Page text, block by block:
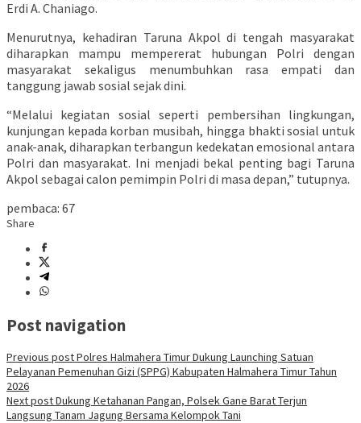
Erdi A. Chaniago.
Menurutnya, kehadiran Taruna Akpol di tengah masyarakat
diharapkan mampu mempererat hubungan Polri dengan
masyarakat sekaligus menumbuhkan rasa empati dan
tanggung jawab sosial sejak dini.
“Melalui kegiatan sosial seperti pembersihan lingkungan,
kunjungan kepada korban musibah, hingga bhakti sosial untuk
anak-anak, diharapkan terbangun kedekatan emosional antara
Polri dan masyarakat. Ini menjadi bekal penting bagi Taruna
Akpol sebagai calon pemimpin Polri di masa depan,” tutupnya.
pembaca: 67
Share
Post navigation
Previous postPolres Halmahera Timur Dukung Launching Satuan
Pelayanan Pemenuhan Gizi (SPPG) Kabupaten Halmahera Timur Tahun
2026
Next postDukung Ketahanan Pangan, Polsek Gane Barat Terjun
Langsung Tanam Jagung Bersama Kelompok Tani